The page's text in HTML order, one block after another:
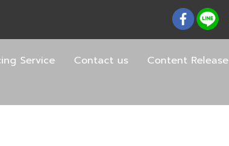
Service Contact us Content Release